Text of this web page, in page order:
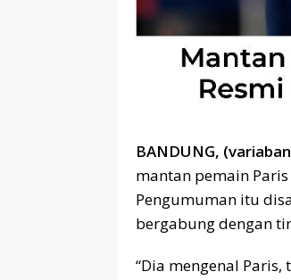
BANDUNG,
mantan pemain Paris
Pengumuman itu
bergabung dengan
“Dia mengenal